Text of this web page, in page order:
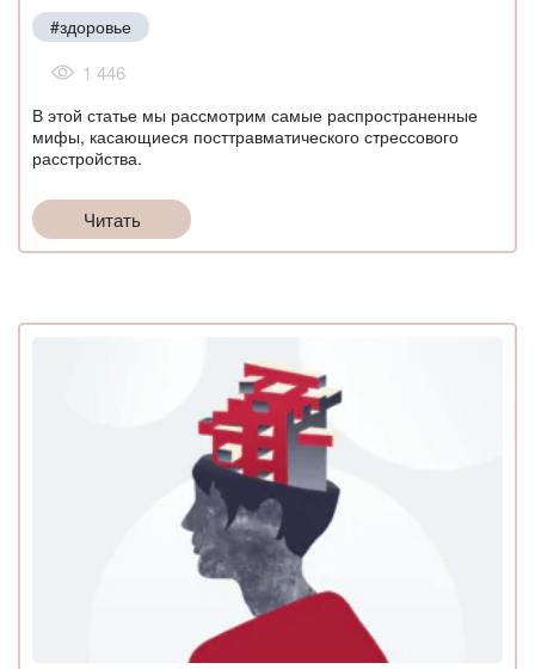
#здоровье
1 446
В этой статье мы рассмотрим самые распространенные
мифы, касающиеся посттравматического стрессового
расстройства.
Читать